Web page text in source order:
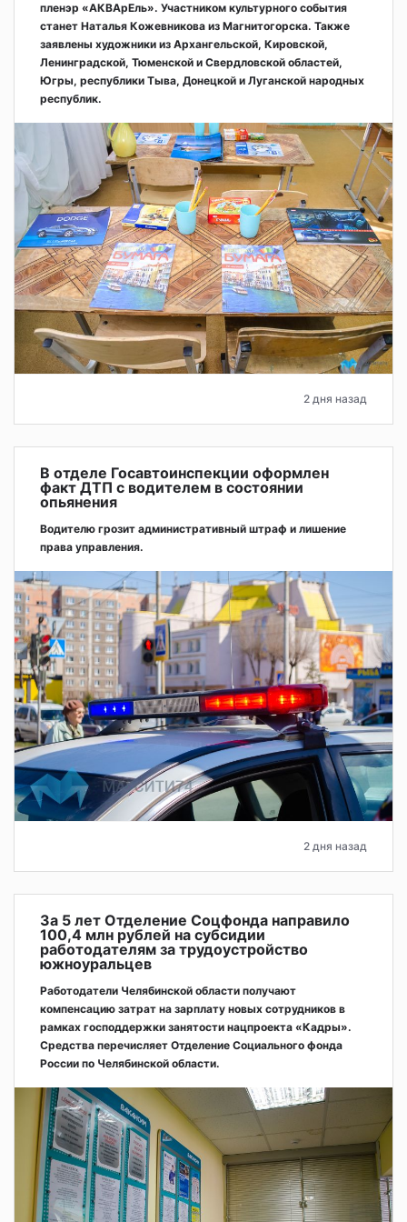
пленэр «АКВАрЕль». Участником культурного события
станет Наталья Кожевникова из Магнитогорска. Также
заявлены художники из Архангельской, Кировской,
Ленинградской, Тюменской и Свердловской областей,
Югры, республики Тыва, Донецкой и Луганской народных
республик.
2 дня назад
В отделе Госавтоинспекции оформлен
факт ДТП с водителем в состоянии
опьянения
Водителю грозит административный штраф и лишение
права управления.
2 дня назад
За 5 лет Отделение Соцфонда направило
100,4 млн рублей на субсидии
работодателям за трудоустройство
южноуральцев
Работодатели Челябинской области получают
компенсацию затрат на зарплату новых сотрудников в
рамках господдержки занятости нацпроекта «Кадры».
Средства перечисляет Отделение Социального фонда
России по Челябинской области.